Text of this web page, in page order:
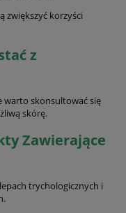
zwiększyć korzyści
z
warto skonsultować się
skórę.
Zawierające
trychologicznych i